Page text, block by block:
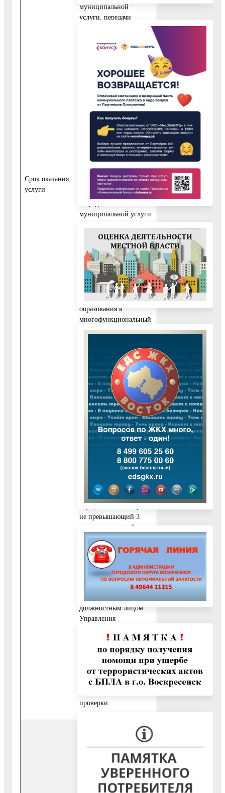
Cрок оказания
услуги
муниципальной
услуги, передачи
муниципальной услуги
многофункционального
центра в Управление
образования, передачи
результата
предоставления
муниципальной услуги
из Управления
образования в
многофункциональный
результата заявителю.
Сроки передачи запроса
муниципальной услуги
документов из
многофункционального
центра в Управление
образования, а также
передачи результата
муниципальной услуги
из Управления
образования в
многофункциональный
центр устанавливаются
взаимодействии между
муниципальным
учреждением
«Администрация
Воскресенского
муниципального
района Московской
области» и
многофункциональным
Выдача (направление)
предоставления
муниципальной услуги
не превышающий 3
календарных дней.
Ответы на устный
запрос и телефонный
звонок могут быть
даны непосредственно
должностным лицом
Управления
если изложенные в
устном обращении
факты и обстоятельства
являются очевидными и
не требуют
проверки.
предоставления
муниципальной услуги
являются:
- предоставление